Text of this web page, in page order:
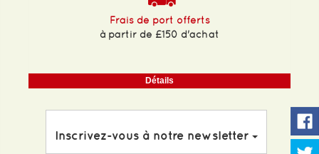
Frais de port offerts
à partir de £150 d'achat
Détails
Inscrivez-vous à notre newsletter